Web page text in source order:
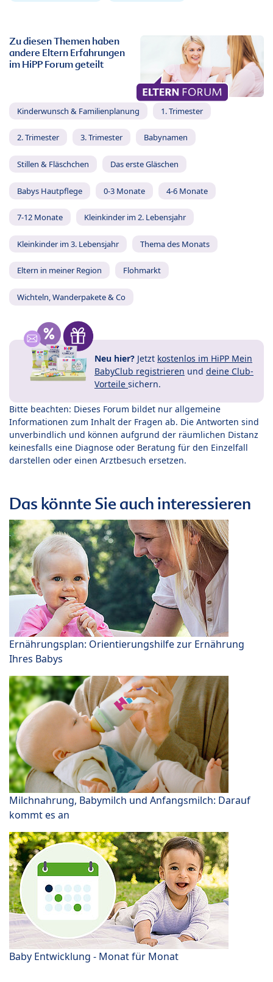
Zu diesen Themen haben
andere Eltern Erfahrungen
im HiPP Forum geteilt
Kinderwunsch & Familienplanung 1. Trimester
2. Trimester 3. Trimester Babynamen
Stillen & Fläschchen Das erste Gläschen
Babys Hautpflege 0-3 Monate 4-6 Monate
7-12 Monate Kleinkinder im 2. Lebensjahr
Kleinkinder im 3. Lebensjahr Thema des Monats
Eltern in meiner Region Flohmarkt
Wichteln, Wanderpakete & Co
Neu hier? Jetzt kostenlos im HiPP Mein
BabyClub registrieren und deine Club-
Vorteile sichern.
Bitte beachten: Dieses Forum bildet nur allgemeine
Informationen zum Inhalt der Fragen ab. Die Antworten sind
unverbindlich und können aufgrund der räumlichen Distanz
keinesfalls eine Diagnose oder Beratung für den Einzelfall
darstellen oder einen Arztbesuch ersetzen.
Das könnte Sie auch interessieren
Ernährungsplan: Orientierungshilfe zur Ernährung
Ihres Babys
Milchnahrung, Babymilch und Anfangsmilch: Darauf
kommt es an
Baby Entwicklung - Monat für Monat